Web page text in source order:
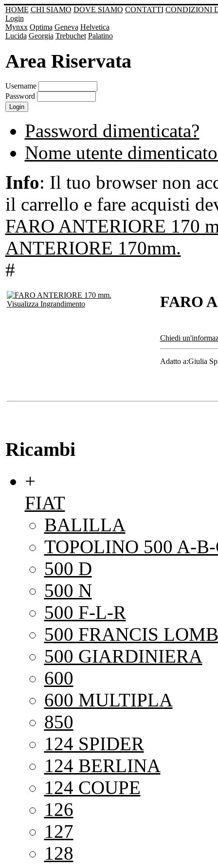
HOME CHI SIAMO DOVE SIAMO CONTATTI CONDIZIONI
Login
Mynxx Optima Geneva Helvetica
Lucida Georgia Trebuchet Palatino
Area Riservata
Username
Password
Password dimenticata?
Nome utente
Info: Il tuo browser non
il carrello e fare acquisti
FARO ANTERIORE 170
ANTERIORE 170mm.
#
Visualizza Ingrandimento FARO
Chiedi
Adatto a:Giulia
Ricambi
+
FIAT
BALILLA
TOPOLINO 500 A-
500 D
500 N
500 F-L-R
500 FRANCIS
500 GIARDINIERA
600
600 MULTIPLA
850
124 SPIDER
124 BERLINA
124 COUPE
126
127
128